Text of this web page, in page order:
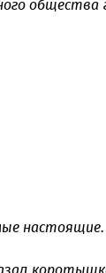
общества
настоящие.